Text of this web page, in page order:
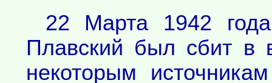
22 Марта 1942
Плавский был сбит в
некоторым